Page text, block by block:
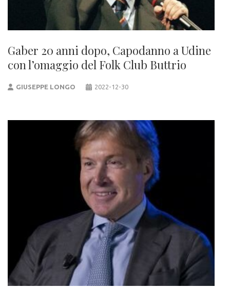
Gaber 20 anni dopo, Capodanno a Udine
con l’omaggio del Folk Club Buttrio
GIUSEPPE LONGO 2022-12-30